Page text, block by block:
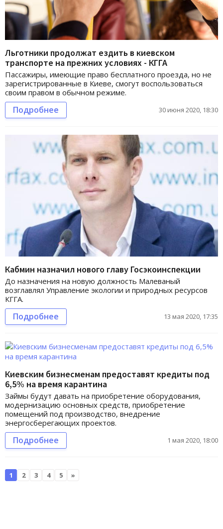
Льготники продолжат ездить в киевском
транспорте на прежних условиях - КГГА
Пассажиры, имеющие право бесплатного проезда, но не
зарегистрированные в Киеве, смогут воспользоваться
своим правом в обычном режиме.
Подробнее 30 июня 2020, 18:30
Кабмин назначил нового главу Госэкоинспекции
До назначения на новую должность Малеваный
возглавлял Управление экологии и природных ресурсов
КГГА.
Подробнее 13 мая 2020, 17:35
Киевским бизнесменам предоставят кредиты под
6,5% на время карантина
Займы будут давать на приобретение оборудования,
модернизацию основных средств, приобретение
помещений под производство, внедрение
энергосберегающих проектов.
Подробнее 1 мая 2020, 18:00
1 2 3 4 5 »